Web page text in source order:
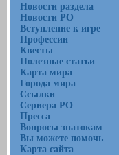
Новости раздела
Новости РО
Вступление к игре
Профессии
Квесты
Полезные статьи
Карта мира
Города мира
Ссылки
Сервера РО
Пресса
Вопросы знатокам
Вы можете помочь
Карта сайта